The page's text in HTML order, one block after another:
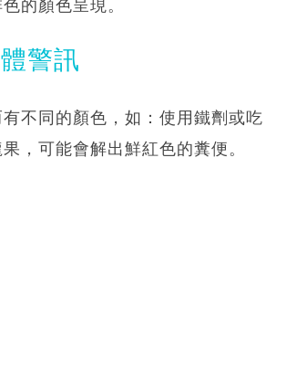
的顏色呈現。
警訊
不同的顏色，如：使用鐵劑或吃
，可能會解出鮮紅色的糞便。